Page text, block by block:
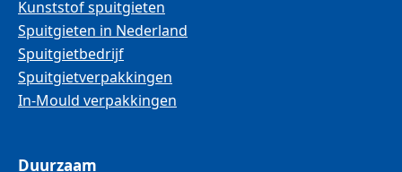
Kunststof spuitgieten
Spuitgieten in Nederland
Spuitgietbedrijf
Spuitgietverpakkingen
In-Mould verpakkingen
Duurzaam